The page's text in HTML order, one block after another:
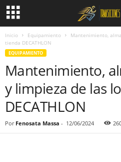
Inicio Equipamiento
Mantenimiento,
tienda DECATHLON
EQUIPAMIENTO
Mantenimiento,
y limpieza de las
DECATHLON
Por Fenosata Massa - 12/06/2024